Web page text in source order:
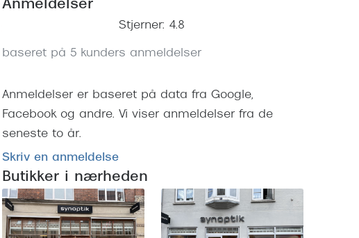
Anmeldelser
Stjerner: 4.8
baseret på 5 kunders anmeldelser
Anmeldelser er baseret på data fra Google,
Facebook og andre. Vi viser anmeldelser fra de
seneste to år.
Skriv en anmeldelse
Butikker i nærheden